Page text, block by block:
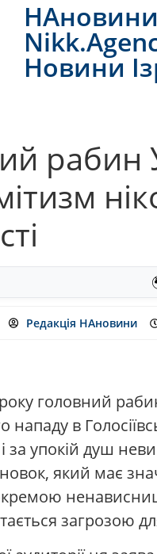
Новини
рабин
Редакція НАновини
головний
нападу в
за упокій душ
який має
загрозою